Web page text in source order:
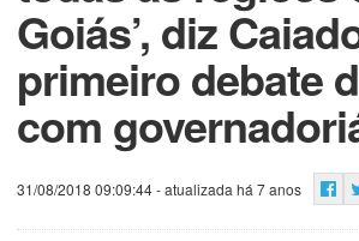
Goiás’, diz
primeiro debate
com
31/08/2018 09:09:44- atualizada há 7 anos